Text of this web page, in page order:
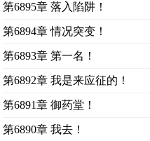
第6895章 落入陷阱！
第6894章 情况突变！
第6893章 第一名！
第6892章 我是来应征的！
第6891章 御药堂！
第6890章 我去！